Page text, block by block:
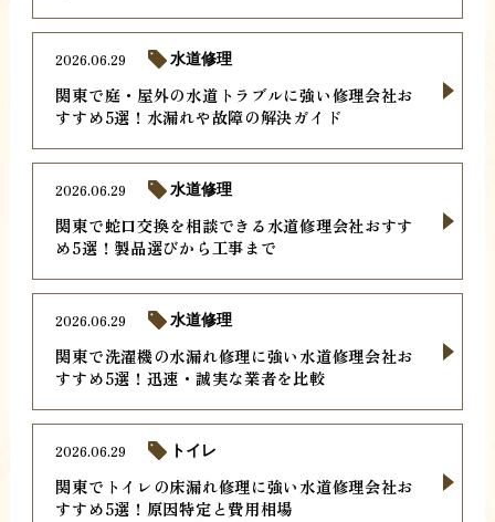
関東で庭・屋外の水道トラブルに強い修理会社お
すすめ5選！水漏れや故障の解決ガイド
2026.06.29 水道修理
関東で蛇口交換を相談できる水道修理会社おすす
め5選！製品選びから工事まで
2026.06.29 水道修理
関東で洗濯機の水漏れ修理に強い水道修理会社お
すすめ5選！迅速・誠実な業者を比較
2026.06.29 水道修理
関東でトイレの床漏れ修理に強い水道修理会社お
すすめ5選！原因特定と費用相場
2026.06.29 トイレ